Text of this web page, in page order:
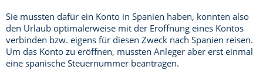
Sie mussten dafür ein Konto in Spanien haben, konnten also
den Urlaub optimalerweise mit der Eröffnung eines Kontos
verbinden bzw. eigens für diesen Zweck nach Spanien reisen.
Um das Konto zu eröffnen, mussten Anleger aber erst einmal
eine spanische Steuernummer beantragen.